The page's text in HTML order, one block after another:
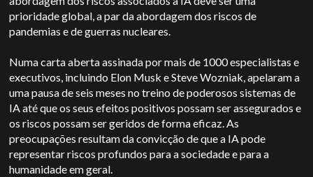
prioridade global, a par da abordagem dos riscos de
pandemias e de guerras nucleares.
Numa carta aberta assinada por mais de 1000 especialistas e
executivos, incluindo Elon Musk e Steve Wozniak, apelaram a
uma pausa de seis meses no treino de poderosos sistemas de
IA até que os seus efeitos positivos possam ser assegurados e
os riscos possam ser geridos de forma eficaz. As
preocupações resultam da convicção de que a IA pode
representar riscos profundos para a sociedade e para a
humanidade em geral.